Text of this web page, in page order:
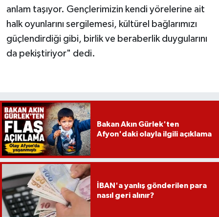
anlam taşıyor. Gençlerimizin kendi yörelerine ait
halk oyunlarını sergilemesi, kültürel bağlarımızı
güçlendirdiği gibi, birlik ve beraberlik duygularını
da pekiştiriyor" dedi.
Bakan Akın Gürlek'ten
Afyon'daki olayla ilgili açıklama
İBAN'a yanlış gönderilen para
nasıl geri alınır?